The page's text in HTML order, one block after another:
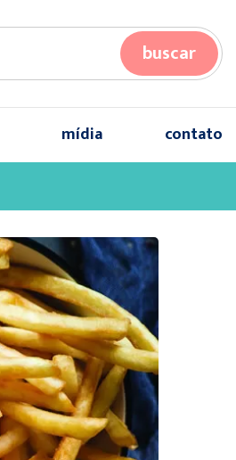
buscar
mídia contato